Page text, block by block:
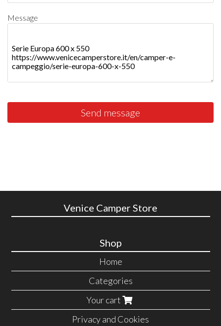
Message
Send message
Venice Camper Store
Shop
Home
Categories
Your cart
Privacy and Cookies